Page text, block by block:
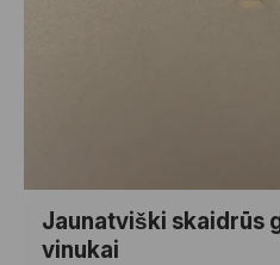
Jaunatviški skaidrūs
vinukai